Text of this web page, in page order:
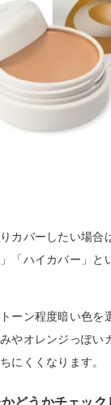
カバーしたい場合
「ハイカバー」
ーン程度暗い色を
やオレンジっぽ
にくくなります。